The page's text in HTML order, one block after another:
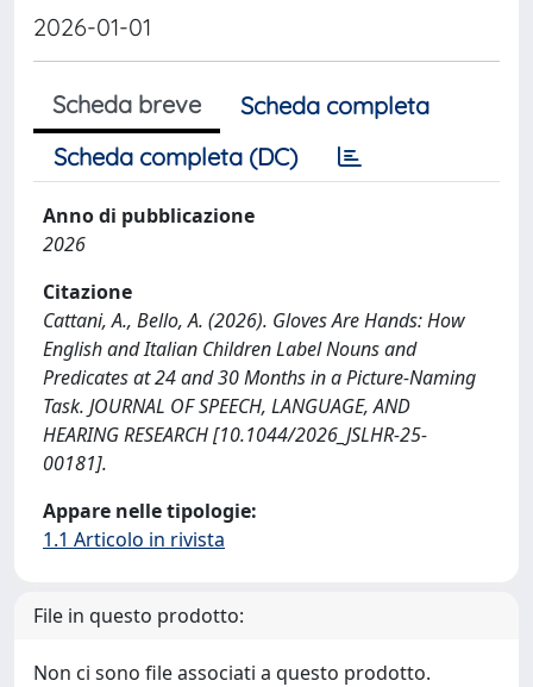
2026-01-01
Scheda breve
Scheda completa
Scheda completa (DC)
Anno di pubblicazione
2026
Citazione
Cattani, A., Bello, A. (2026). Gloves Are Hands: How
English and Italian Children Label Nouns and
Predicates at 24 and 30 Months in a Picture-Naming
Task. JOURNAL OF SPEECH, LANGUAGE, AND
HEARING RESEARCH [10.1044/2026_JSLHR-25-
00181].
Appare nelle tipologie:
1.1 Articolo in rivista
File in questo prodotto:
Non ci sono file associati a questo prodotto.